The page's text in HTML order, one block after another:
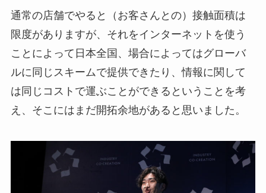
通常の店舗でやると（お客さんとの）接触面積は
限度がありますが、それをインターネットを使う
ことによって日本全国、場合によってはグローバ
ルに同じスキームで提供できたり、情報に関して
は同じコストで運ぶことができるということを考
え、そこにはまだ開拓余地があると思いました。